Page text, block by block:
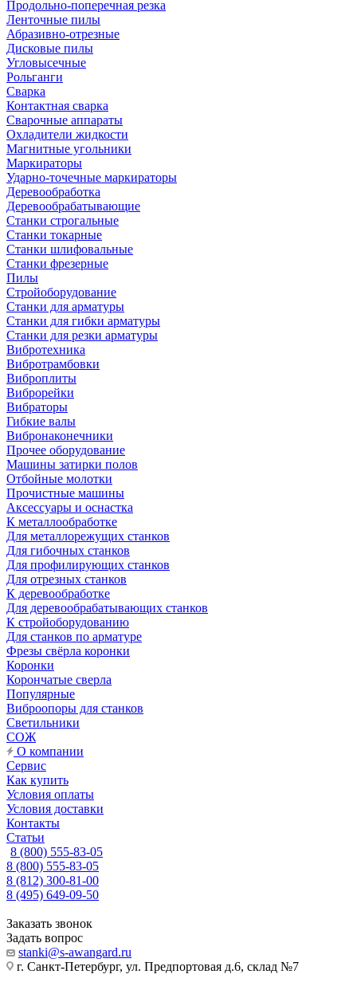
Продольно-поперечная резка
Ленточные пилы
Абразивно-отрезные
Дисковые пилы
Угловысечные
Рольганги
Сварка
Контактная сварка
Сварочные аппараты
Охладители жидкости
Магнитные угольники
Маркираторы
Ударно-точечные маркираторы
Деревообработка
Деревообрабатывающие
Станки строгальные
Станки токарные
Станки шлифовальные
Станки фрезерные
Пилы
Стройоборудование
Станки для арматуры
Станки для гибки арматуры
Станки для резки арматуры
Вибротехника
Вибротрамбовки
Виброплиты
Виброрейки
Вибраторы
Гибкие валы
Вибронаконечники
Прочее оборудование
Машины затирки полов
Отбойные молотки
Прочистные машины
Аксeccyapы и оснастка
К металлообработке
Для металлорежущих станков
Для гибочных станков
Для профилирующих станков
Для отрезных станков
К деревообработке
Для деревообрабатывающих станков
К стройоборудованию
Для станков по арматуре
Фрезы свёрла коронки
Коронки
Корончатые сверла
Популярные
Виброопоры для станков
Светильники
СОЖ
О компании
Сервис
Как купить
Условия оплаты
Условия доставки
Контакты
Статьи
8 (800) 555-83-05
8 (800) 555-83-05
8 (812) 300-81-00
8 (495) 649-09-50
Заказать звонок
Задать вопрос
stanki@s-awangard.ru
г. Санкт-Петербург, ул. Предпортовая д.6, склад №7